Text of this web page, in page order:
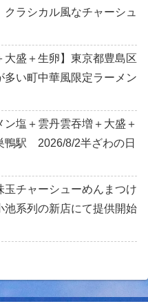
ラシカル風なチャーシュ
盛＋生卵】東京都豊島区
い町中華風限定ラーメン
塩＋雲丹雲吞増＋大盛＋
鴨駅 2026/8/2半ざわの日
チャーシューめんまつけ
系列の新店にて提供開始